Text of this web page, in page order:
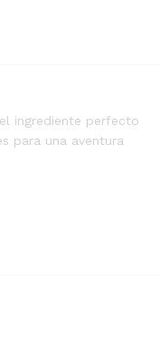
ingrediente perfecto
para una aventura